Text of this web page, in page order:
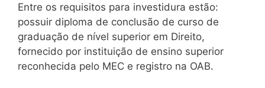
Entre os requisitos para investidura estão:
possuir diploma de conclusão de curso de
graduação de nível superior em Direito,
fornecido por instituição de ensino superior
reconhecida pelo MEC e registro na OAB.